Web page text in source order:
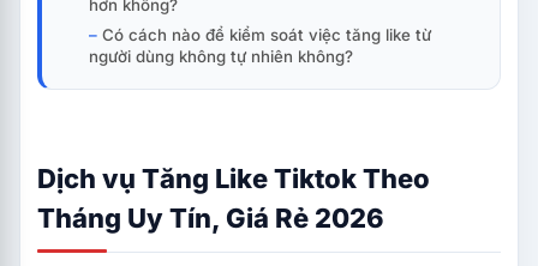
hơn không?
Có cách nào để kiểm soát việc tăng like từ
người dùng không tự nhiên không?
Dịch vụ Tăng Like Tiktok Theo
Tháng Uy Tín, Giá Rẻ 2026